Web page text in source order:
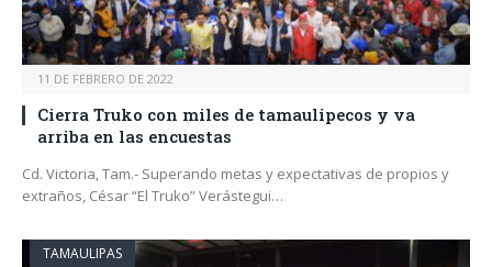
11 DE FEBRERO DE 2022
Cierra Truko con miles de tamaulipecos y va
arriba en las encuestas
Cd. Victoria, Tam.- Superando metas y expectativas de propios y
extraños, César “El Truko” Verástegui…
TAMAULIPAS